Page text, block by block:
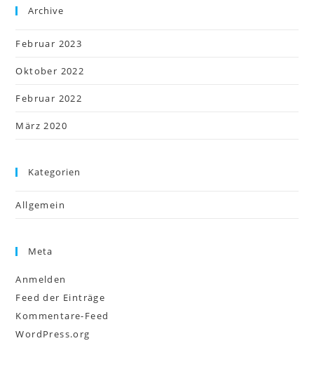
Archive
Februar 2023
Oktober 2022
Februar 2022
März 2020
Kategorien
Allgemein
Meta
Anmelden
Feed der Einträge
Kommentare-Feed
WordPress.org